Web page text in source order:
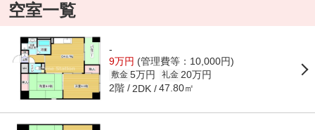
空室一覧
-
9万円 (管理費等：10,000円)
敷金 5万円 礼金 20万円
2階 2DK 47.80㎡